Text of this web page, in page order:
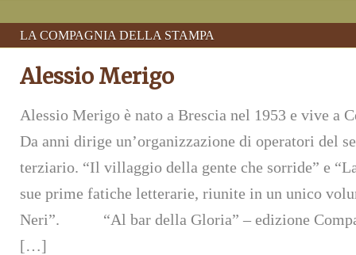
LA COMPAGNIA DELLA STAMPA
Alessio Merigo
Alessio Merigo è nato a Brescia nel 1953 e vive a
Da anni dirige un’organizzazione di operatori del
terziario. “Il villaggio della gente che sorride” e
sue prime fatiche letterarie, riunite in un unico
Neri”. “Al bar della Gloria” – edizione
[…]